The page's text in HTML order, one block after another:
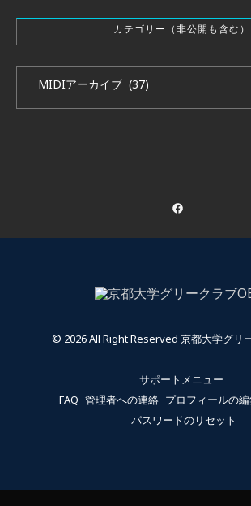
カテゴリー（非公開も含む）
カテゴリー（非公開も含む）
© 2026 All Right Reserved 京都大学グリ
サポートメニュー
FAQ 管理者への連絡 プロフィールの
パスワードのリセット